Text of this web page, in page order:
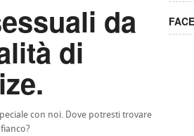
da
di
con noi. Dove potresti trovare